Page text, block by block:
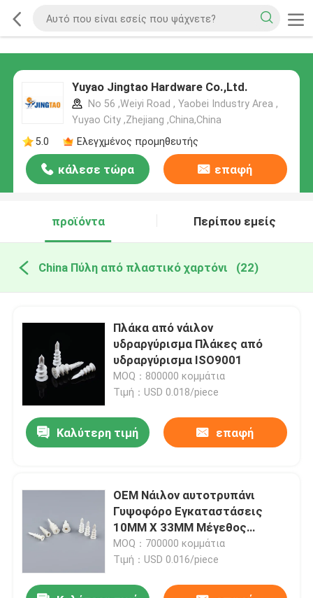
Yuyao Jingtao Hardware Co.,Ltd.
No 56 ,Weiyi Road , Yaobei Industry Area ,
Yuyao City ,Zhejiang ,China,China
5.0
Ελεγχμένος προμηθευτής
κάλεσε τώρα επαφή
προϊόντα Περίπου εμείς
China Πύλη από πλαστικό χαρτόνι (22)
Πλάκα από νάιλον
υδραργύρισμα Πλάκες από
υδραργύρισμα ISO9001
MOQ：800000 κομμάτια
Τιμή：USD 0.018/piece
Καλύτερη τιμή επαφή
OEM Νάιλον αυτοτρυπάνι
Γυψοφόρο Εγκαταστάσεις
10MM X 33MM Μέγεθος
άγκυρας
MOQ：700000 κομμάτια
Τιμή：USD 0.016/piece